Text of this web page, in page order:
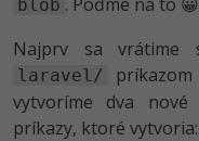
blob
Najprv sa vrátime
laravel/ príkazom
vytvoríme dva nové
príkazy, ktoré vytvoria: